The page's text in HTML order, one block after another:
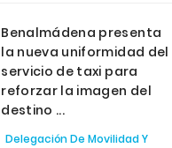
Benalmádena presenta
la nueva uniformidad del
servicio de taxi para
reforzar la imagen del
destino ...
Delegación De Movilidad Y